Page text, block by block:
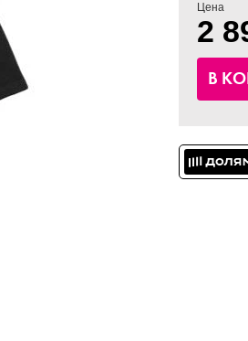
Цена
2
В